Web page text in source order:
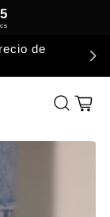
de
Carrito